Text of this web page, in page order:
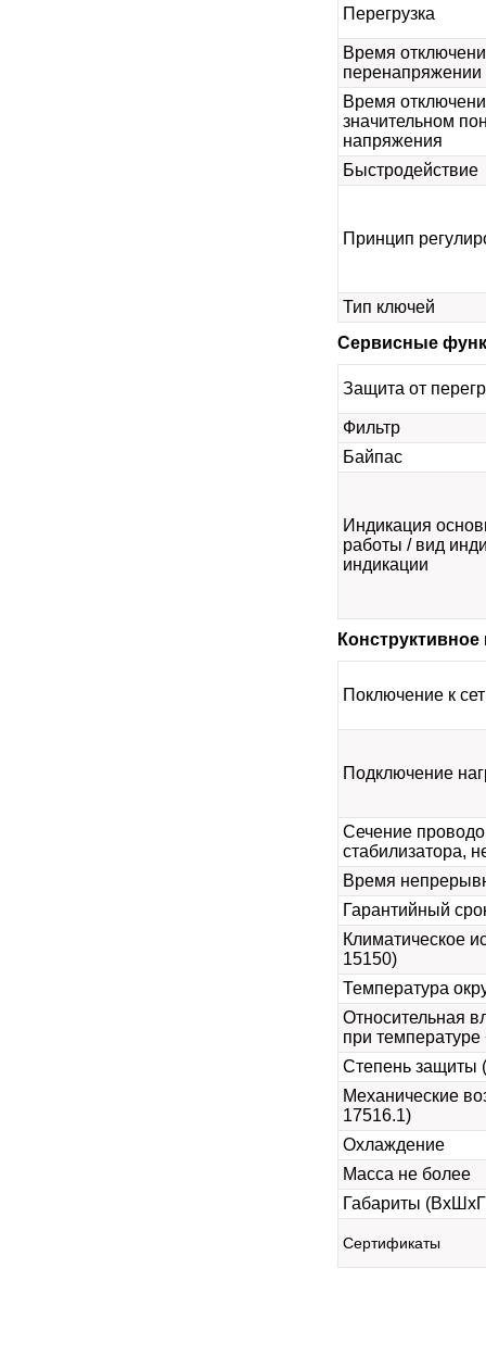
Перегрузка
Время
перенапряжении
Время
значительном
напряжения
Быстродействие
Принцип
Тип ключей
Сервисные
Защита от
Фильтр
Байпас
Индикация
работы / вид
индикации
Поключение к
Подключение
Сечение
стабилизатора,
Время
Гарантийный
Климатическое
15150)
Температура
Относительная
при
Степень защиты
Механические
17516.1)
Охлаждение
Масса не более
Габариты
Сертификаты